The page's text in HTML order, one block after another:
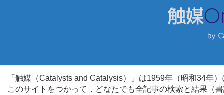
「触媒（Catalysts and Catalysis）」は1959年（昭和34年
このサイトをつかって，どなたでも全記事の検索と結果（